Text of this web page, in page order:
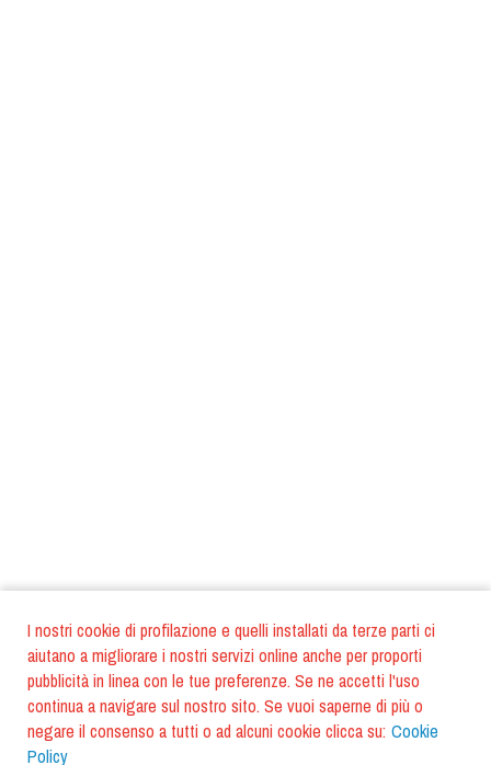
I nostri cookie di profilazione e quelli installati da terze parti ci
aiutano a migliorare i nostri servizi online anche per proporti
pubblicità in linea con le tue preferenze. Se ne accetti l'uso
continua a navigare sul nostro sito. Se vuoi saperne di più o
negare il consenso a tutti o ad alcuni cookie clicca su: Cookie
Policy